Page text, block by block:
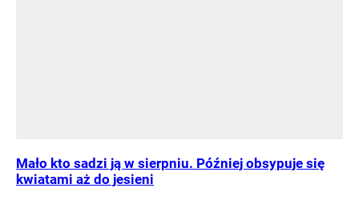
Mało kto sadzi ją w sierpniu. Później obsypuje się
kwiatami aż do jesieni